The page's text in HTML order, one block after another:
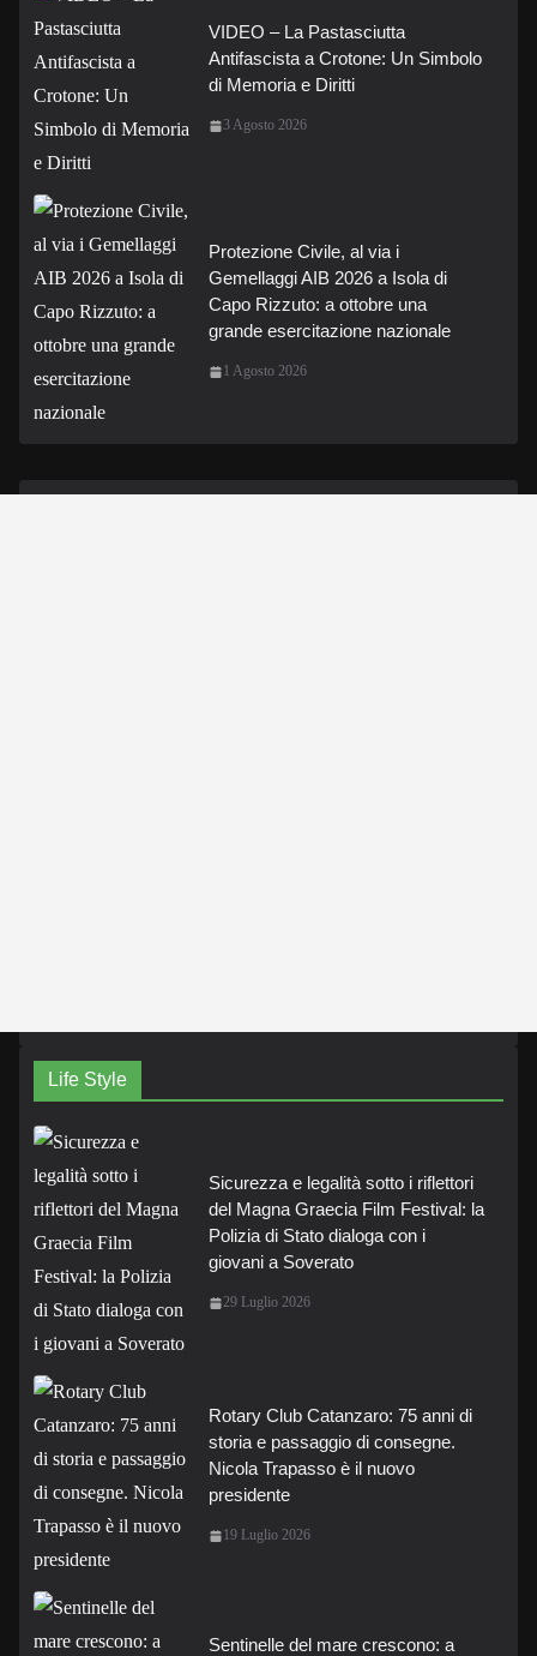
VIDEO – La Pastasciutta
Antifascista a Crotone: Un Simbolo
di Memoria e Diritti
3 Agosto 2026
Protezione Civile, al via i
Gemellaggi AIB 2026 a Isola di
Capo Rizzuto: a ottobre una
grande esercitazione nazionale
1 Agosto 2026
Life Style
Sicurezza e legalità sotto i riflettori
del Magna Graecia Film Festival: la
Polizia di Stato dialoga con i
giovani a Soverato
29 Luglio 2026
Rotary Club Catanzaro: 75 anni di
storia e passaggio di consegne.
Nicola Trapasso è il nuovo
presidente
19 Luglio 2026
Sentinelle del mare crescono: a